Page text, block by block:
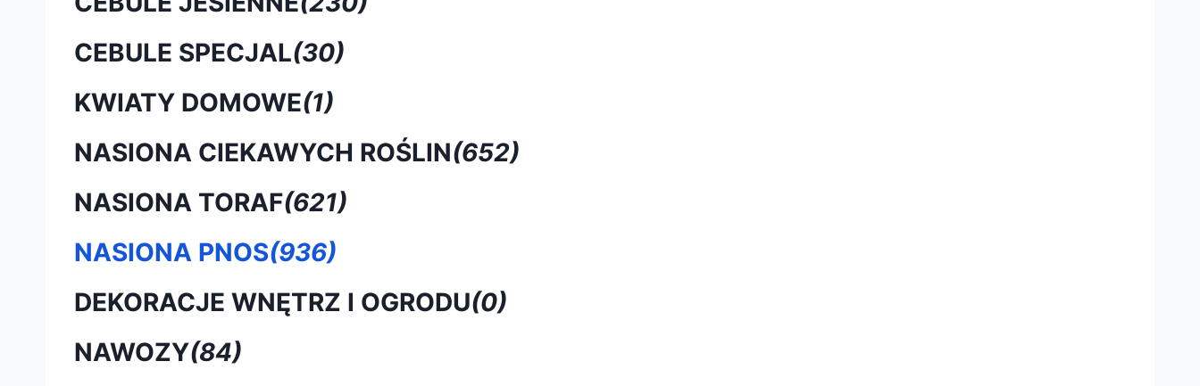
CEBULE SPECJAL(30)
KWIATY DOMOWE(1)
NASIONA CIEKAWYCH ROŚLIN(652)
NASIONA TORAF(621)
NASIONA PNOS(936)
DEKORACJE WNĘTRZ I OGRODU(0)
NAWOZY(84)